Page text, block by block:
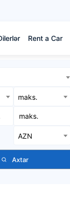
Rent a Car
maks.
AZN
Axtar